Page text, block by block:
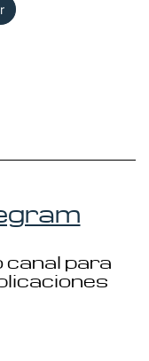
para